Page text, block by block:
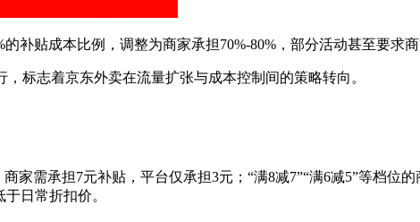
贴成本比例，调整为商家承担70%-80%，部分活动甚至要求商
志着京东外卖在流量扩张与成本控制间的策略转向。
需承担7元补贴，平台仅承担3元；“满8减7”“满6减5”等档位
日常折扣价。